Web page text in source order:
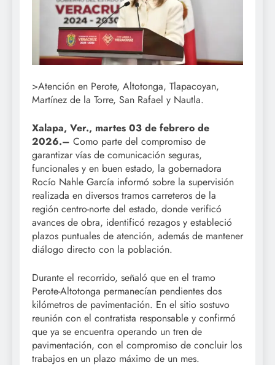
>Atención en Perote, Altotonga, Tlapacoyan,
Martínez de la Torre, San Rafael y Nautla.
Xalapa, Ver., martes 03 de febrero de
2026.– Como parte del compromiso de
garantizar vías de comunicación seguras,
funcionales y en buen estado, la gobernadora
Rocío Nahle García informó sobre la supervisión
realizada en diversos tramos carreteros de la
región centro-norte del estado, donde verificó
avances de obra, identificó rezagos y estableció
plazos puntuales de atención, además de mantener
diálogo directo con la población.
Durante el recorrido, señaló que en el tramo
Perote-Altotonga permanecían pendientes dos
kilómetros de pavimentación. En el sitio sostuvo
reunión con el contratista responsable y confirmó
que ya se encuentra operando un tren de
pavimentación, con el compromiso de concluir los
trabajos en un plazo máximo de un mes.